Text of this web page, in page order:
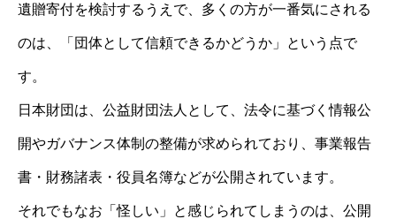
遺贈寄付を検討するうえで、多くの方が一番気にされる
のは、「団体として信頼できるかどうか」という点で
す。
日本財団は、公益財団法人として、法令に基づく情報公
開やガバナンス体制の整備が求められており、事業報告
書・財務諸表・役員名簿などが公開されています。
それでもなお「怪しい」と感じられてしまうのは、公開